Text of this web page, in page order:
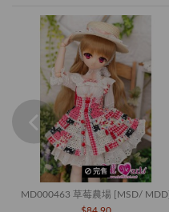
完售
MD000463 草莓農場 [MSD/ MDD]